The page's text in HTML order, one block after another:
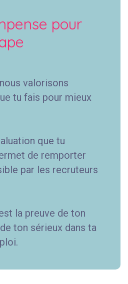
pour
valorisons
tu fais pour mieux
que tu
de remporter
par les recruteurs
la preuve de ton
ton sérieux dans ta